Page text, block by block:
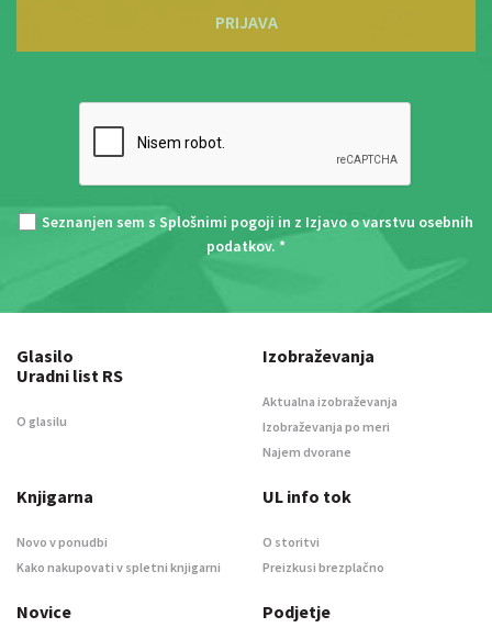
PRIJAVA
Seznanjen sem s Splošnimi pogoji in z Izjavo o varstvu osebnih
podatkov. *
Glasilo
Uradni list RS
O glasilu
Izobraževanja
Aktualna izobraževanja
Izobraževanja po meri
Najem dvorane
Knjigarna
Novo v ponudbi
Kako nakupovati v spletni knjigarni
UL info tok
O storitvi
Preizkusi brezplačno
Novice Podjetje